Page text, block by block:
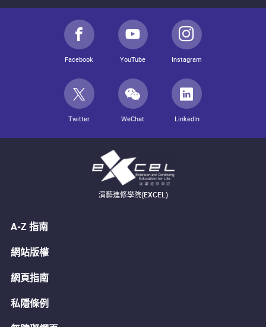
Facebook YouTube Instagram
Twitter WeChat LinkedIn
演藝進修學院(EXCEL)
A-Z 指南
網站版權
網頁指南
私隱條例